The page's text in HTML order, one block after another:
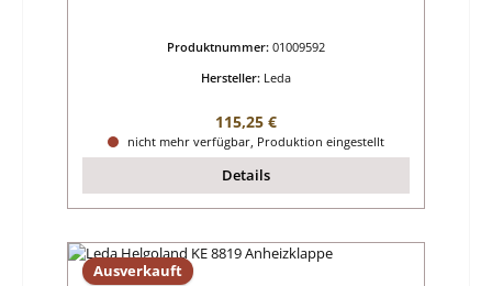
Produktnummer: 01009592
Hersteller: Leda
Regulärer Preis:
115,25 €
nicht mehr verfügbar, Produktion eingestellt
Details
Ausverkauft